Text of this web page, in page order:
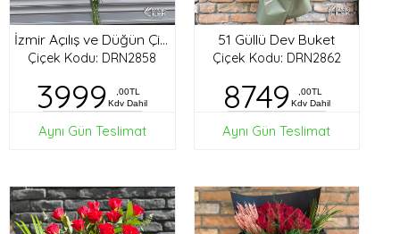
İzmir Açılış ve Düğün Çiçekleri
Çiçek Kodu: DRN2858
3999
,00TL
Kdv Dahil
Aynı Gün Teslimat
51 Güllü Dev Buket
Çiçek Kodu: DRN2862
8749
,00TL
Kdv Dahil
Aynı Gün Teslimat